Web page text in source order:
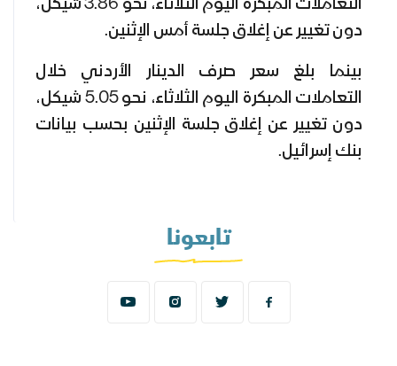
دون تغيير عن إغلاق جلسة أمس الإثنين.
بينما بلغ سعر صرف الدينار الأردني خلال
التعاملات المبكرة اليوم الثلاثاء، نحو 5.05 شيكل،
دون تغيير عن إغلاق جلسة الإثنين بحسب بيانات
بنك إسرائيل.
تابعونا